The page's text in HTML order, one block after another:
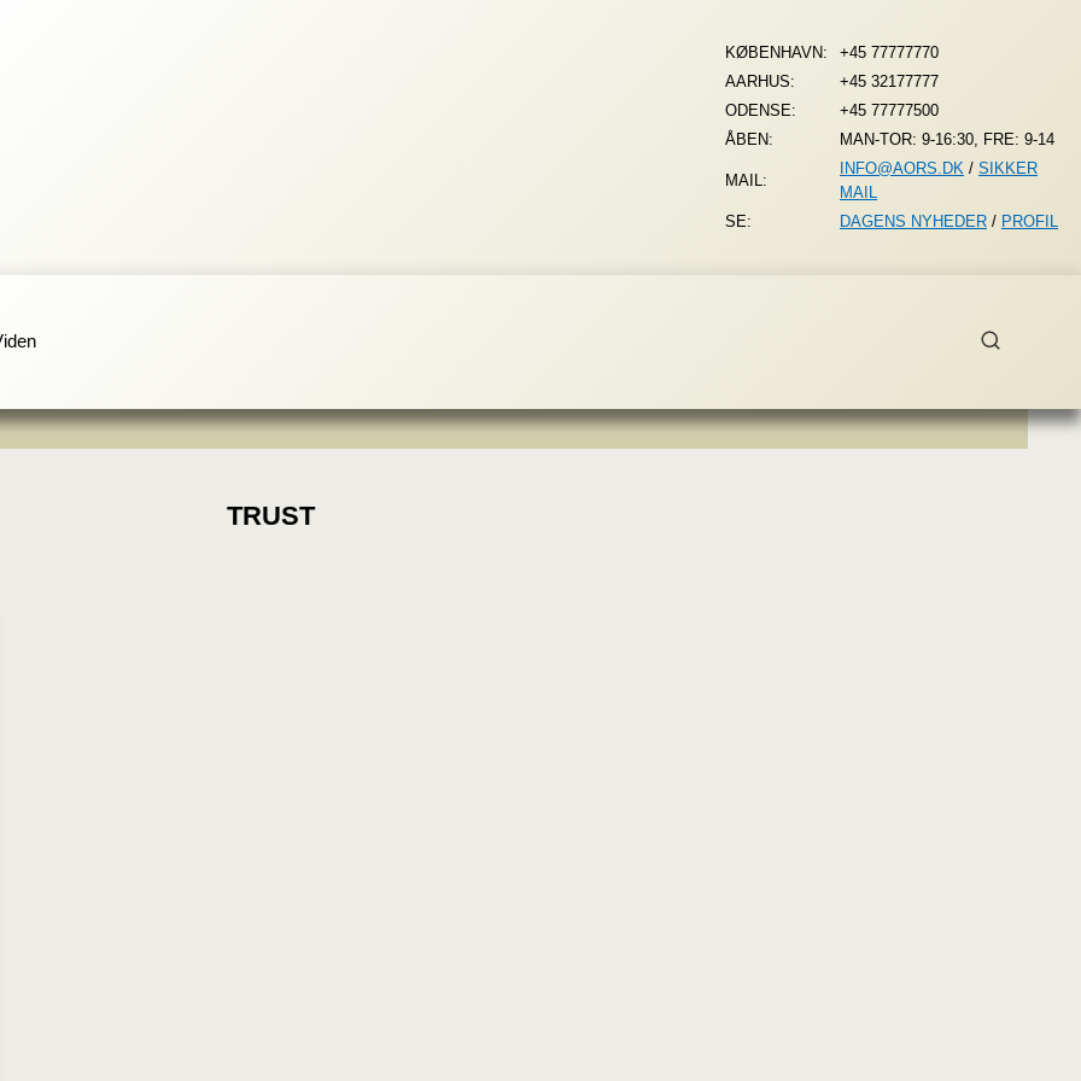
KØBENHAVN:
+45 77777770
AARHUS:
+45 32177777
ODENSE:
+45 77777500
ÅBEN:
MAN-TOR: 9-16:30, FRE: 9-14
MAIL:
INFO@AORS.DK / SIKKER
MAIL
SE:
DAGENS NYHEDER / PROFIL
TRUST